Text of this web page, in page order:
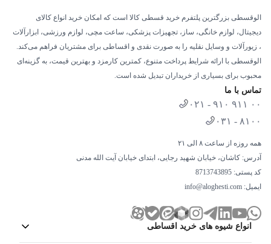
تماس با ما
۰۲۱ - ۹۱۰ ۹۱۱ ۰۰
۰۳۱ - ۸۱۰۰
همه روزه از ساعت ۸ الی ۲۱
آدرس: کاشان، خیابان شهید رجایی، ابتدای خیابان آیت الله مدنی
کد پستی: 8713743895
ایمیل: info@aloghesti.com
انواع شیوه های خرید اقساطی
الوقسطی بزرگترین پلتفرم خرید قسطی کالا است که امکان خرید انواع کالای
دیجیتال، لوازم خانگی، ساز، تجهیزات پزشکی، ساعت مچی، لوازم ورزشی، ابزارآلات
، زیورآلات و وسایل نقلیه را به صورت نقدی و اقساطی برای مشتریان فراهم می‌کند.
الوقسطی با ارائه شرایط پرداخت متنوع، کمترین کارمزد و بهترین قیمت، به گزینه‌ای
محبوب برای بسیاری از خریداران تبدیل شده است.